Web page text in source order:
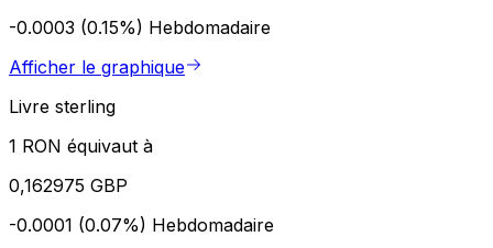
-0.0003 (0.15%) Hebdomadaire
Afficher le graphique
Livre sterling
1 RON équivaut à
0,162975 GBP
-0.0001 (0.07%) Hebdomadaire